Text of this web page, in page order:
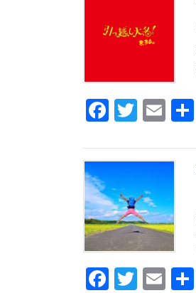
b
o
k
F
c
e
b
o
o
k
T
tt
er
E
ail
F
T
E